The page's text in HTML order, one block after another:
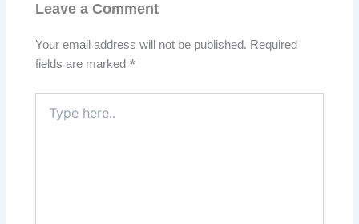
Leave a Comment
Your email address will not be published. Required
fields are marked *
here..